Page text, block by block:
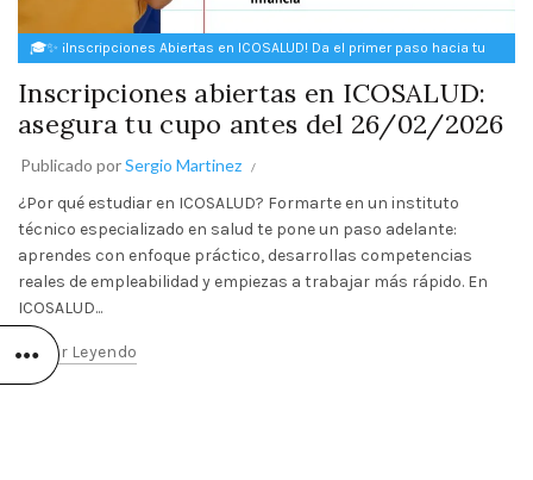
🎓✨ ¡Inscripciones Abiertas en ICOSALUD! Da el primer paso hacia tu
Inscripciones abiertas en ICOSALUD:
asegura tu cupo antes del 26/02/2026
Publicado porSergio Martinez
¿Por qué estudiar en ICOSALUD? Formarte en un instituto
técnico especializado en salud te pone un paso adelante:
aprendes con enfoque práctico, desarrollas competencias
reales de empleabilidad y empiezas a trabajar más rápido. En
ICOSALUD...
Seguir Leyendo